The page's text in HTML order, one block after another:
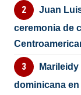
Juan
ceremonia de
dominicana